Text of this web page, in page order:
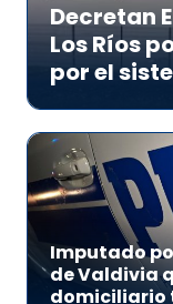
Decretan
Los Ríos
por el
Imputado
de Valdivia